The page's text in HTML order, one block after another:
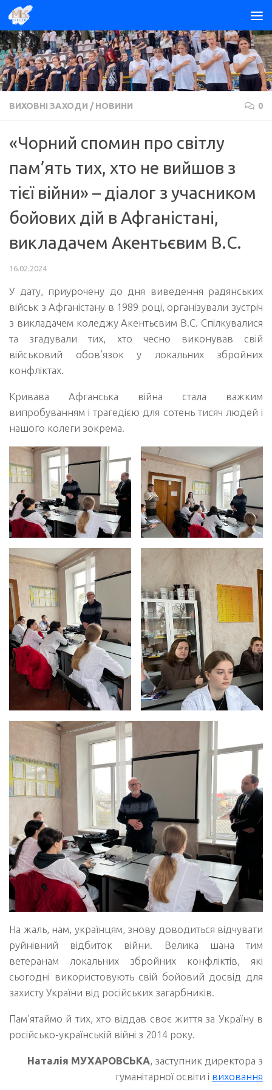
Skip to content
ВИХОВНІ ЗАХОДИ / НОВИНИ 0
«Чорний спомин про світлу
пам’ять тих, хто не вийшов з
тієї війни» – діалог з учасником
бойових дій в Афганістані,
викладачем Акентьєвим В.С.
16.02.2024
У дату, приурочену до дня виведення радянських
військ з Афганістану в 1989 році, організували зустріч
з викладачем коледжу Акентьєвим В.С. Спілкувалися
та згадували тих, хто чесно виконував свій
військовий обов’язок у локальних збройних
конфліктах.
Кривава Афганська війна стала важким
випробуванням і трагедією для сотень тисяч людей і
нашого колеги зокрема.
На жаль, нам, українцям, знову доводиться відчувати
руйнівний відбиток війни. Велика шана тим
ветеранам локальних збройних конфліктів, які
сьогодні використовують свій бойовий досвід для
захисту України від російських загарбників.
Пам’ятаймо й тих, хто віддав своє життя за Україну в
російсько-українській війні з 2014 року.
Наталія МУХАРОВСЬКА, заступник директора з
гуманітарної освіти і виховання